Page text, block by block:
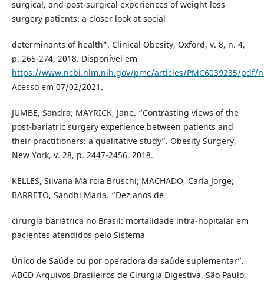
surgical, and post-surgical experiences of weight loss
surgery patients: a closer look at social
determinants of health”. Clinical Obesity, Oxford, v. 8, n. 4,
p. 265-274, 2018. Disponível em
https://www.ncbi.nlm.nih.gov/pmc/articles/PMC6039235/pdf/
Acesso em 07/02/2021.
JUMBE, Sandra; MAYRICK, Jane. “Contrasting views of the
post-bariatric surgery experience between patients and
their practitioners: a qualitative study”. Obesity Surgery,
New York, v. 28, p. 2447-2456, 2018.
KELLES, Silvana Má rcia Bruschi; MACHADO, Carla Jorge;
BARRETO, Sandhi Maria. “Dez anos de
cirurgia bariátrica no Brasil: mortalidade intra-hopitalar em
pacientes atendidos pelo Sistema
Único de Saúde ou por operadora da saúde suplementar”.
ABCD Arquivos Brasileiros de Cirurgia Digestiva, São Paulo,